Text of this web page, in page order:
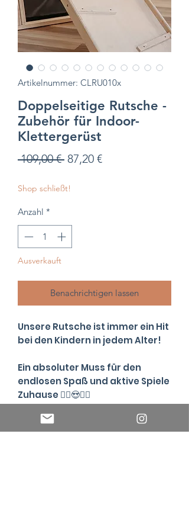
Artikelnummer: CLRU010x
Doppelseitige Rutsche -
Zubehör für Indoor-
Klettergerüst
109,00 € Standardpreis
87,20 €Sale-
Shop schließt!
Anzahl *
Ausverkauft
Benachrichtigen lassen
Unsere Rutsche ist immer ein Hit
bei den Kindern in jedem Alter!
Ein absoluter Muss für den
endlosen Spaß und aktive Spiele
Zuhause 🤸‍♀️😍🤸‍♂️
gefertigt ist die Rutschen ein
Hingucker und sieht schön in